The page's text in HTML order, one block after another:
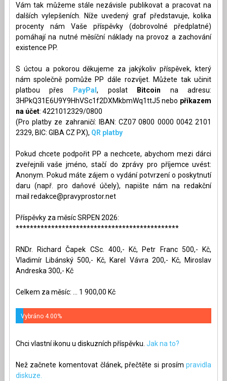
Vám tak můžeme stále nezávisle publikovat a pracovat na
dalších vylepšeních. Níže uvedený graf představuje, kolika
procenty nám Vaše příspěvky (dobrovolné předplatné)
pomáhají na nutné měsíční náklady na provoz a zachování
existence PP.
S úctou a pokorou děkujeme za jakýkoliv příspěvek, který
nám společně pomůže PP dále rozvíjet. Můžete tak učinit
platbou přes
PayPal , poslat Bitcoin na adresu:
3HPkQ31E6U9Y9HhVSc1f2DXMkbmWq1ttJ5 nebo příkazem
na účet: 4221012329/0800
(Pro platby ze zahraničí: IBAN: CZ07 0800 0000 0042 2101
2329, BIC: GIBA CZ PX), QR platby
Pokud chcete podpořit PP a nechcete, abychom mezi dárci
zveřejnili vaše jméno, stačí do zprávy pro příjemce uvést:
Anonym. Pokud máte zájem o vydání potvrzení o poskytnutí
daru (např. pro daňové účely), napište nám na redakční
mail redakce@pravyprostor.net
Příspěvky za měsíc SRPEN 2026:
**********************************************
RNDr. Richard Čapek CSc. 400,- Kč, Petr Franc 500,- Kč,
Vladimír Libánský 500,- Kč, Karel Vávra 200,- Kč, Miroslav
Andreska 300,- Kč
Celkem za měsíc: ... 1 900,00 Kč
Vybráno 4.00%
Chci vlastní ikonu u diskuzních příspěvku. Jak na to?
Než začnete komentovat článek, přečtěte si prosímpravidla
diskuze.